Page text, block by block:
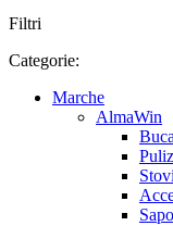
Filtri
Categorie:
Marche
AlmaWin